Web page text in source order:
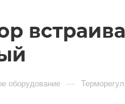
оборудование —